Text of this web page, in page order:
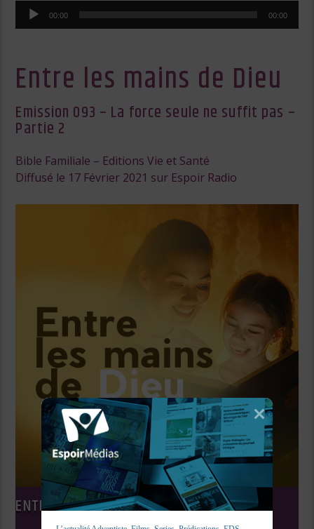
Lecteur
audio
00:00 00:00
Entre les mains de Dieu
Emission 093 – La force seule ne suffit pas –
Partie 2
Bible Familiale – Editions Vie et Santé
Diffusé le 17 Février 2021 sur Espoir Radio
ENTRE LES MAINS DE DIEU